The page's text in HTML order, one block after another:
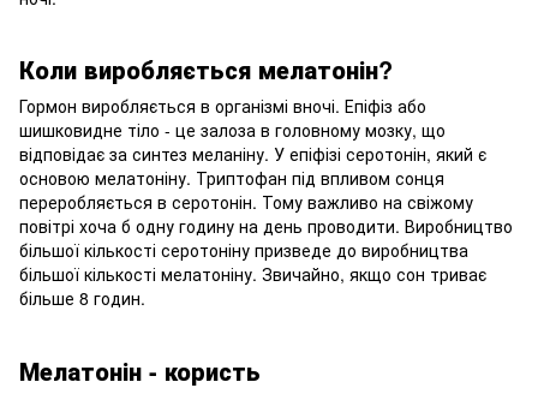
Коли виробляється мелатонін?
Гормон виробляється в організмі вночі. Епіфіз або
шишковидне тіло - це залоза в головному мозку, що
відповідає за синтез меланіну. У епіфізі серотонін, який є
основою мелатоніну. Триптофан під впливом сонця
переробляється в серотонін. Тому важливо на свіжому
повітрі хоча б одну годину на день проводити. Виробництво
більшої кількості серотоніну призведе до виробництва
більшої кількості мелатоніну. Звичайно, якщо сон триває
більше 8 годин.
Мелатонін - користь